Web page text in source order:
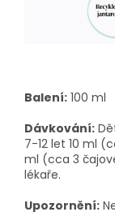
Balení: 100 ml
Dávkování:
7-12 let 10 ml
ml (cca 3
lékaře.
Upozornění: